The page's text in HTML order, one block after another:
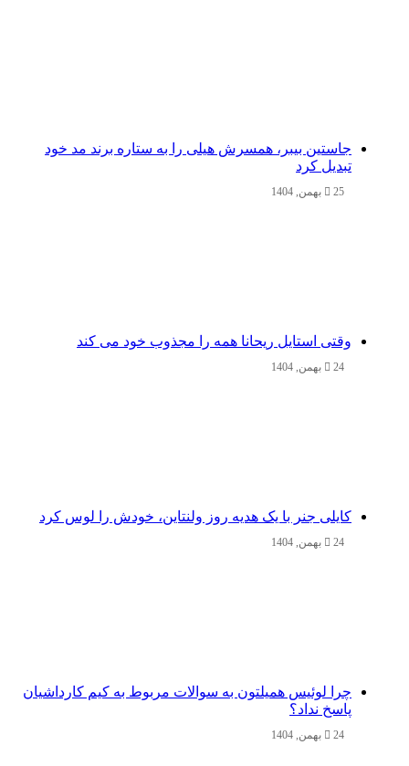
جاستین بیبر، همسرش هیلی را به ستاره برند مد خود
تبدیل کرد
25 بهمن, 1404
وقتی استایل ریحانا همه را مجذوب خود می‌ کند
24 بهمن, 1404
کایلی جنر با یک هدیه روز ولنتاین، خودش را لوس کرد
24 بهمن, 1404
چرا لوئیس همیلتون به سوالات مربوط به کیم کارداشیان
پاسخ نداد؟
24 بهمن, 1404